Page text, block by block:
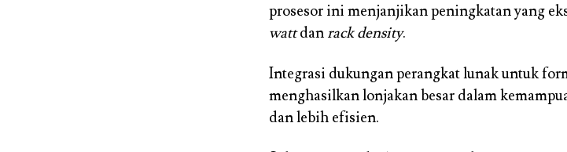
prosesor ini menjanjikan peningkatan yang
wattdan rack density.
Integrasi dukungan perangkat lunak untuk
menghasilkan lonjakan besar dalam
dan lebih efisien.